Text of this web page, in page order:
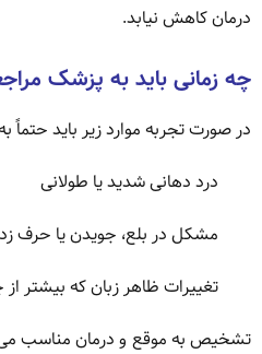
درمان کاهش نیابد.
چه زمانی باید به پزشک
در صورت تجربه موارد زیر باید
درد دهانی شدید یا طولانی
مشکل در بلع، جویدن یا حرف
تغییرات ظاهر زبان که بیشتر از
تشخیص به موقع و درمان مناسب